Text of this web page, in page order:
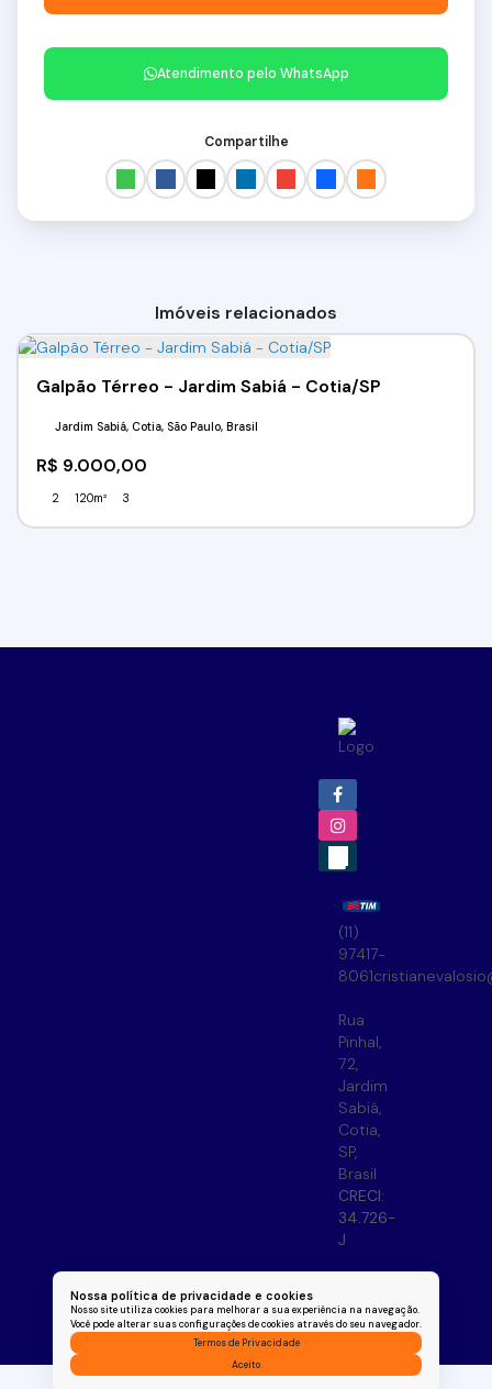
Nossa política de privacidade e cookies
Nosso site utiliza cookies para melhorar a sua experiência na navegação.
Você pode alterar suas configurações de cookies através do seu navegador.
Termos de Privacidade
Aceito
Atendimento pelo WhatsApp
Compartilhe
Imóveis relacionados
Galpão Térreo - Jardim Sabiá - Cotia/SP
R$ 9.000,00
Jardim Sabiá, Cotia, São Paulo, Brasil
2 120m² 3
(11)
97417-
8061
Rua
Pinhal,
72,
Jardim
Sabiá,
Cotia,
SP,
Brasil
CRECI:
34.726-
J